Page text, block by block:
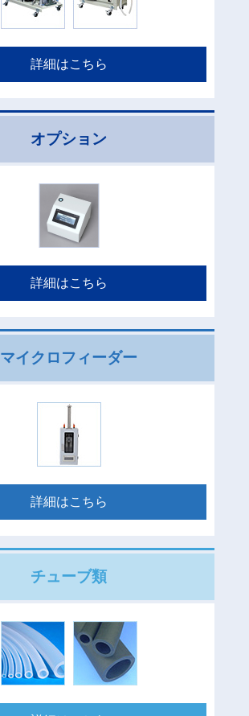
詳細はこちら
オプション
詳細はこちら
マイクロフィーダー
詳細はこちら
チューブ類